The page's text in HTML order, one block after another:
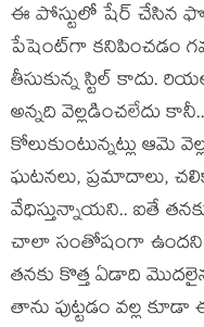
ఈ పోస్టులో షేర్ చేసిన
పేషెంట్‌గా కనిపించడం
తీసుకున్న స్టిల్ కాదు.
అన్నది వెల్లడించలేదు
కోలుకుంటున్నట్లు ఆమె
ఘటనలు, ప్రమాదాలు,
వేధిస్తున్నాయని.. ఐతే
చాలా సంతోషంగా ఉందని
తనకు కొత్త ఏడాది
తాను పుట్టడం వల్ల